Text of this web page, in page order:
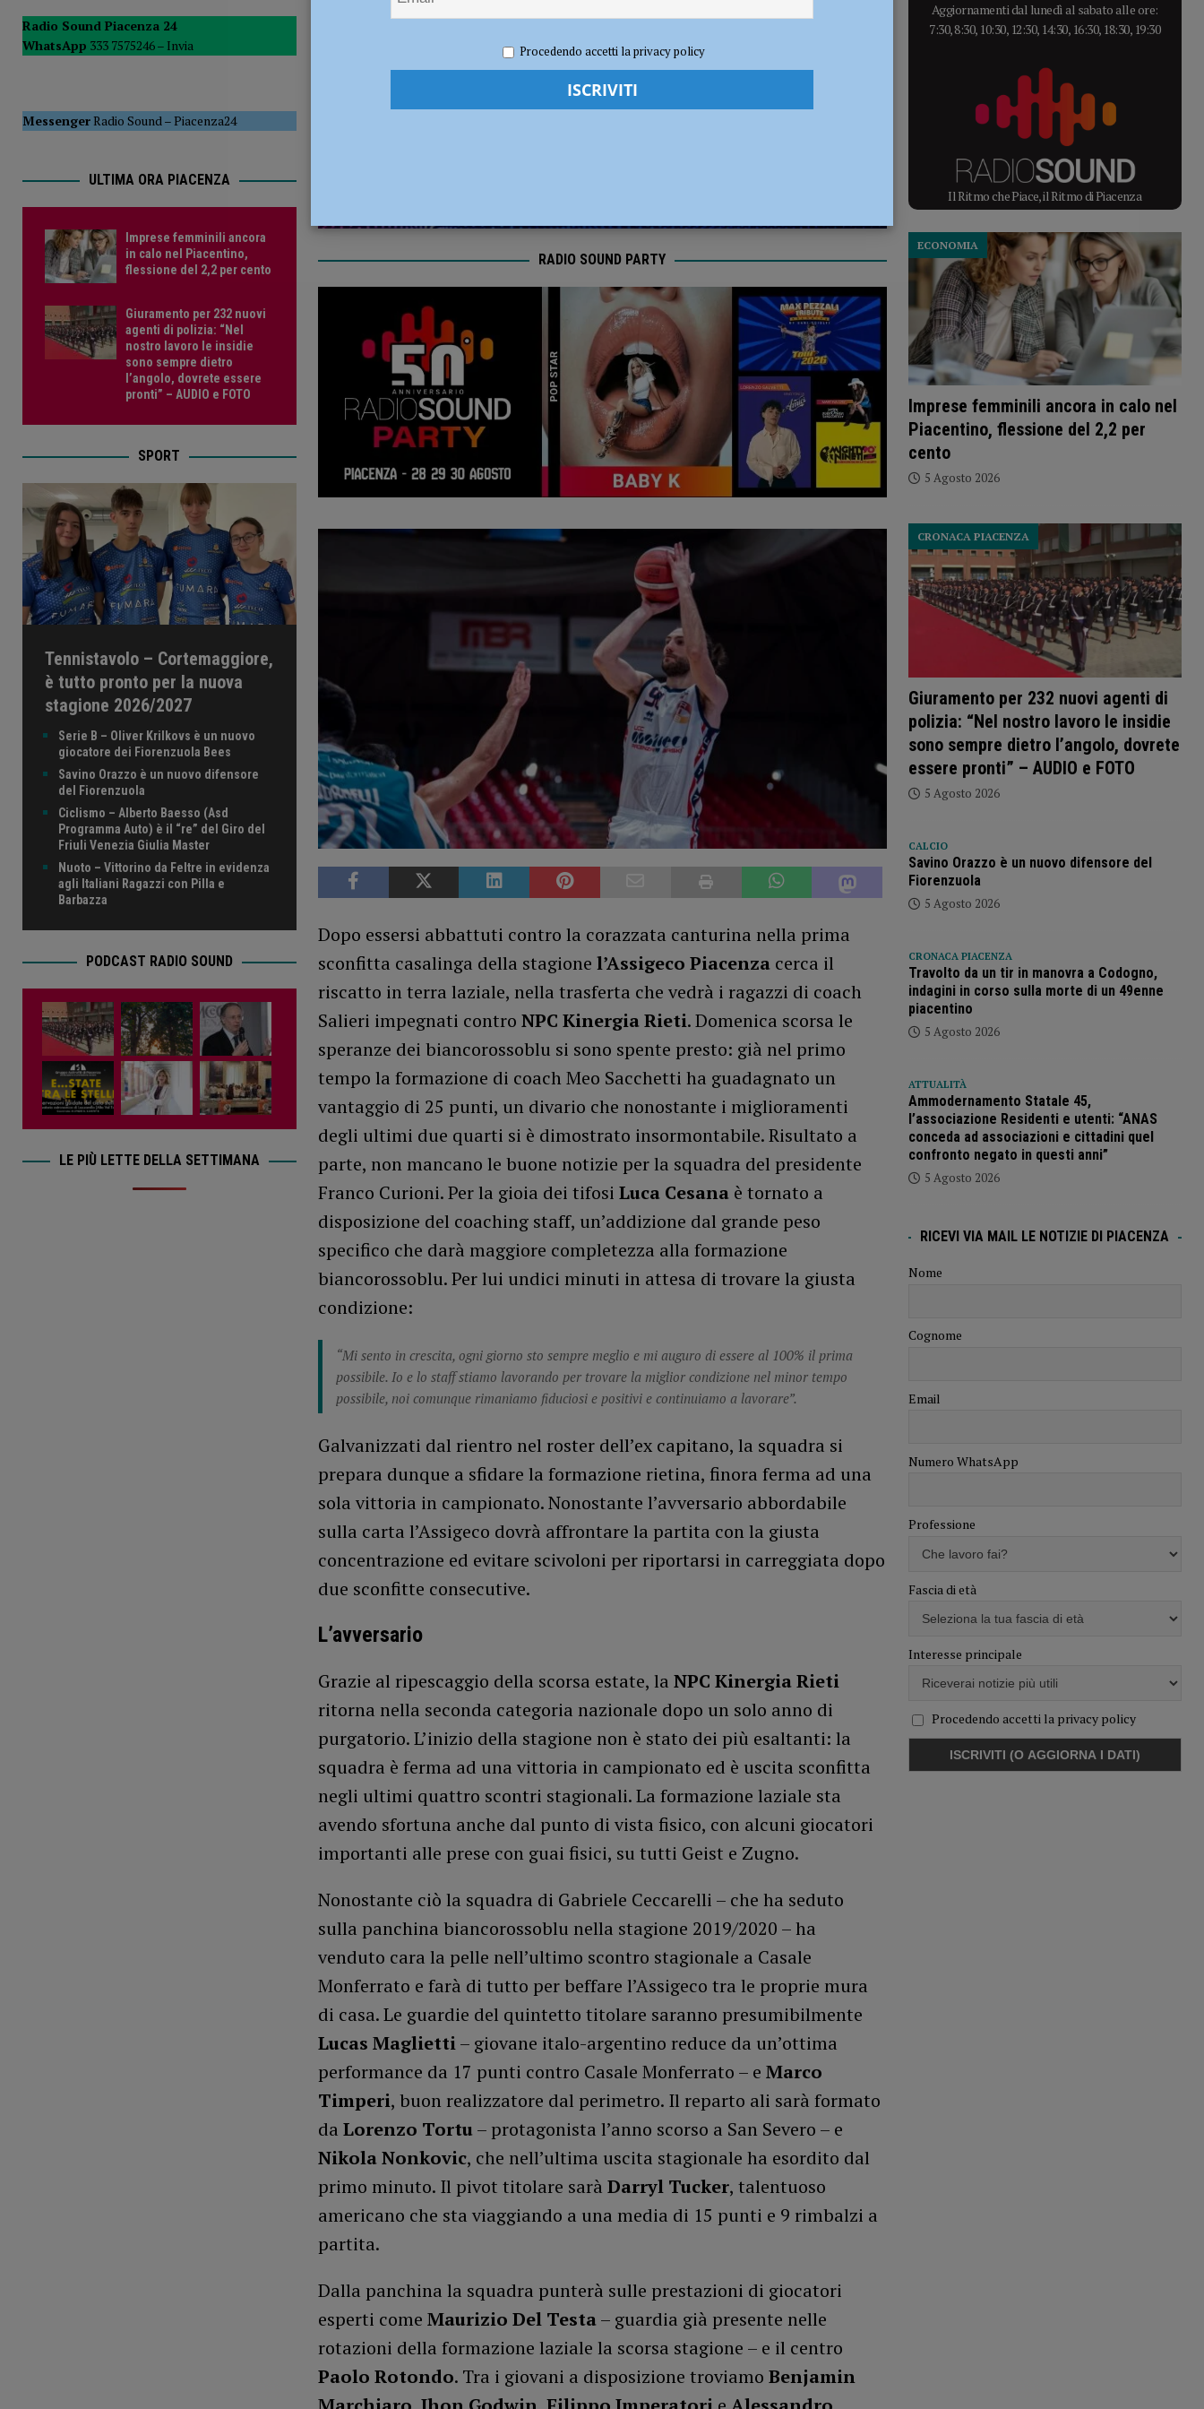
[ 5 Agosto 2026 ] Travolto da un tir in manovra a Codogno, indagini in corso sulla morte di un 49enne piacentino CRONACA
PIACENZA Carlofilippo Vardelli Basket,Notizie,Sport
RADIO SOUND PARTY
Dopo essersi abbattuti contro la corazzata canturina nella prima
sconfitta casalinga della stagione l’Assigeco Piacenzacerca il
riscatto in terra laziale, nella trasferta che vedrà i ragazzi di coach
Salieri impegnati contro NPC Kinergia Rieti. Domenica scorsa le
speranze dei biancorossoblu si sono spente presto: già nel primo
tempo la formazione di coach Meo Sacchetti ha guadagnato un
vantaggio di 25 punti, un divario che nonostante i miglioramenti
degli ultimi due quarti si è dimostrato insormontabile. Risultato a
parte, non mancano le buone notizie per la squadra del presidente
Franco Curioni. Per la gioia dei tifosi Luca Cesanaè tornato a
disposizione del coaching staff, un’addizione dal grande peso
specifico che darà maggiore completezza alla formazione
biancorossoblu. Per lui undici minuti in attesa di trovare la giusta
condizione:
“Mi sento in crescita, ogni giorno sto sempre meglio e mi auguro di essere al 100% il prima
possibile. Io e lo staff stiamo lavorando per trovare la miglior condizione nel minor tempo
possibile, noi comunque rimaniamo fiduciosi e positivi e continuiamo a lavorare”.
Galvanizzati dal rientro nel roster dell’ex capitano, la squadra si
prepara dunque a sfidare la formazione rietina, finora ferma ad una
sola vittoria in campionato. Nonostante l’avversario abbordabile
sulla carta l’Assigeco dovrà affrontare la partita con la giusta
concentrazione ed evitare scivoloni per riportarsi in carreggiata dopo
due sconfitte consecutive.
L’avversario
Grazie al ripescaggio della scorsa estate, la NPC Kinergia Rieti
ritorna nella seconda categoria nazionale dopo un solo anno di
purgatorio. L’inizio della stagione non è stato dei più esaltanti: la
squadra è ferma ad una vittoria in campionato ed è uscita sconfitta
negli ultimi quattro scontri stagionali. La formazione laziale sta
avendo sfortuna anche dal punto di vista fisico, con alcuni giocatori
importanti alle prese con guai fisici, su tutti Geist e Zugno.
Nonostante ciò la squadra di Gabriele Ceccarelli – che ha seduto
sulla panchina biancorossoblu nella stagione 2019/2020 – ha
venduto cara la pelle nell’ultimo scontro stagionale a Casale
Monferrato e farà di tutto per beffare l’Assigeco tra le proprie mura
di casa. Le guardie del quintetto titolare saranno presumibilmente
Lucas Maglietti– giovane italo-argentino reduce da un’ottima
performance da 17 punti contro Casale Monferrato – e Marco
Timperi, buon realizzatore dal perimetro. Il reparto ali sarà formato
da Lorenzo Tortu – protagonista l’anno scorso a San Severo – e
Nikola Nonkovic, che nell’ultima uscita stagionale ha esordito dal
primo minuto. Il pivot titolare sarà Darryl Tucker, talentuoso
americano che sta viaggiando a una media di 15 punti e 9 rimbalzi a
partita.
Dalla panchina la squadra punterà sulle prestazioni di giocatori
esperti come Maurizio Del Testa– guardia già presente nelle
rotazioni della formazione laziale la scorsa stagione – e il centro
Paolo Rotondo. Tra i giovani a disposizione troviamo Benjamin
Radio Sound Piacenza 24
WhatsApp 333 7575246 – Invia
MessengerRadio Sound–Piacenza24
ULTIMA ORA PIACENZA
Imprese femminili ancora
in calo nel Piacentino,
flessione del 2,2 per cento
Giuramento per 232 nuovi
agenti di polizia: “Nel
nostro lavoro le insidie
sono sempre dietro
l’angolo, dovrete essere
pronti” – AUDIO e FOTO
SPORT
Tennistavolo – Cortemaggiore,
è tutto pronto per la nuova
stagione 2026/2027
Serie B – Oliver Krilkovs è un nuovo
giocatore dei Fiorenzuola Bees
Savino Orazzo è un nuovo difensore
del Fiorenzuola
Ciclismo – Alberto Baesso (Asd
Programma Auto) è il “re” del Giro del
Friuli Venezia Giulia Master
Nuoto – Vittorino da Feltre in evidenza
agli Italiani Ragazzi con Pilla e
Barbazza
PODCAST RADIO SOUND
LE PIÙ LETTE DELLA SETTIMANA
Aggiornamenti dal lunedì al sabato alle ore:
7:30, 8:30, 10:30, 12:30, 14:30, 16:30, 18:30, 19:30
Il Ritmo che Piace, il Ritmo di Piacenza
Imprese femminili ancora in calo nel
Piacentino, flessione del 2,2 per
cento
ECONOMIA
5 Agosto 2026
Giuramento per 232 nuovi agenti di
polizia: “Nel nostro lavoro le insidie
sono sempre dietro l’angolo, dovrete
essere pronti” – AUDIO e FOTO
CRONACA PIACENZA
5 Agosto 2026
CALCIO
Savino Orazzo è un nuovo difensore del
Fiorenzuola
5 Agosto 2026
CRONACA PIACENZA
Travolto da un tir in manovra a Codogno,
indagini in corso sulla morte di un 49enne
piacentino
5 Agosto 2026
ATTUALITÀ
Ammodernamento Statale 45,
l’associazione Residenti e utenti: “ANAS
conceda ad associazioni e cittadini quel
confronto negato in questi anni”
5 Agosto 2026
RICEVI VIA MAIL LE NOTIZIE DI PIACENZA
Nome
Cognome
Email
Numero WhatsApp
Professione
Fascia di età
Interesse principale
Procedendo accetti la privacy policy
Procedendo accetti la privacy policy